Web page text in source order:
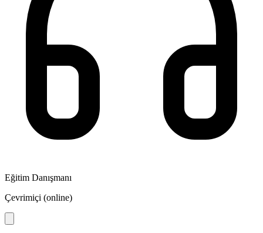
Eğitim Danışmanı
Çevrimiçi (online)